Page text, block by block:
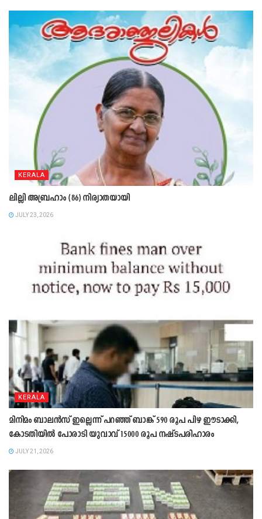
KERALA
ലില്ലി അബ്രഹാം (86) നിര്യാതയായി
JULY 23, 2026
KERALA
മിനിമം ബാലൻസ് ഇല്ലെന്ന് പറഞ്ഞ് ബാങ്ക് 590 രൂപ പിഴ ഈടാക്കി,
കോടതിയിൽ പോരാടി യുവാവ് 15000 രൂപ നഷ്ടപരിഹാരം
JULY 21, 2026